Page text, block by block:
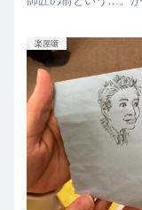
楽屋噺